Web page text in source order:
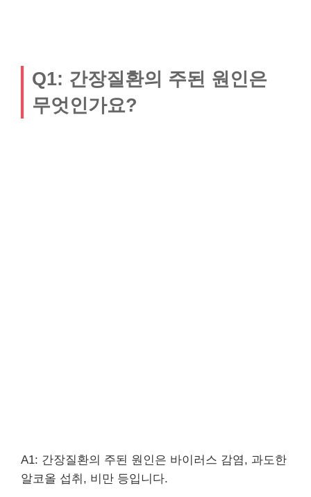
Q1: 간장질환의 주된 원인은
무엇인가요?
A1: 간장질환의 주된 원인은 바이러스 감염, 과도한
알코올 섭취, 비만 등입니다.